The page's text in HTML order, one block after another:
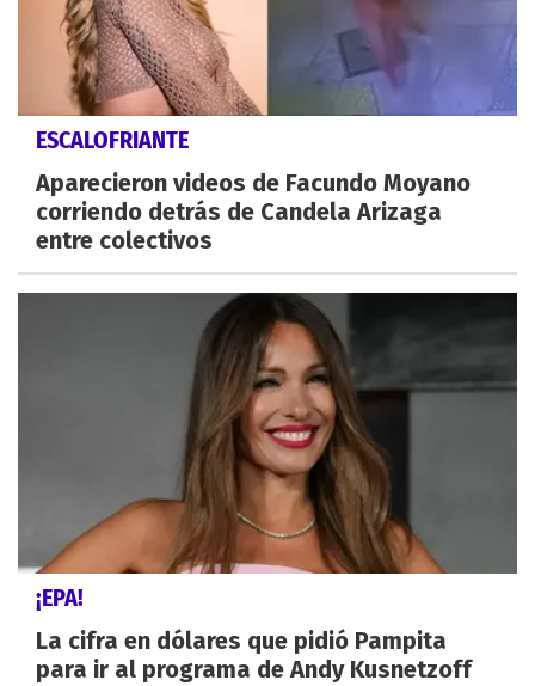
ESCALOFRIANTE
Aparecieron videos de Facundo Moyano
corriendo detrás de Candela Arizaga
entre colectivos
¡EPA!
La cifra en dólares que pidió Pampita
para ir al programa de Andy Kusnetzoff